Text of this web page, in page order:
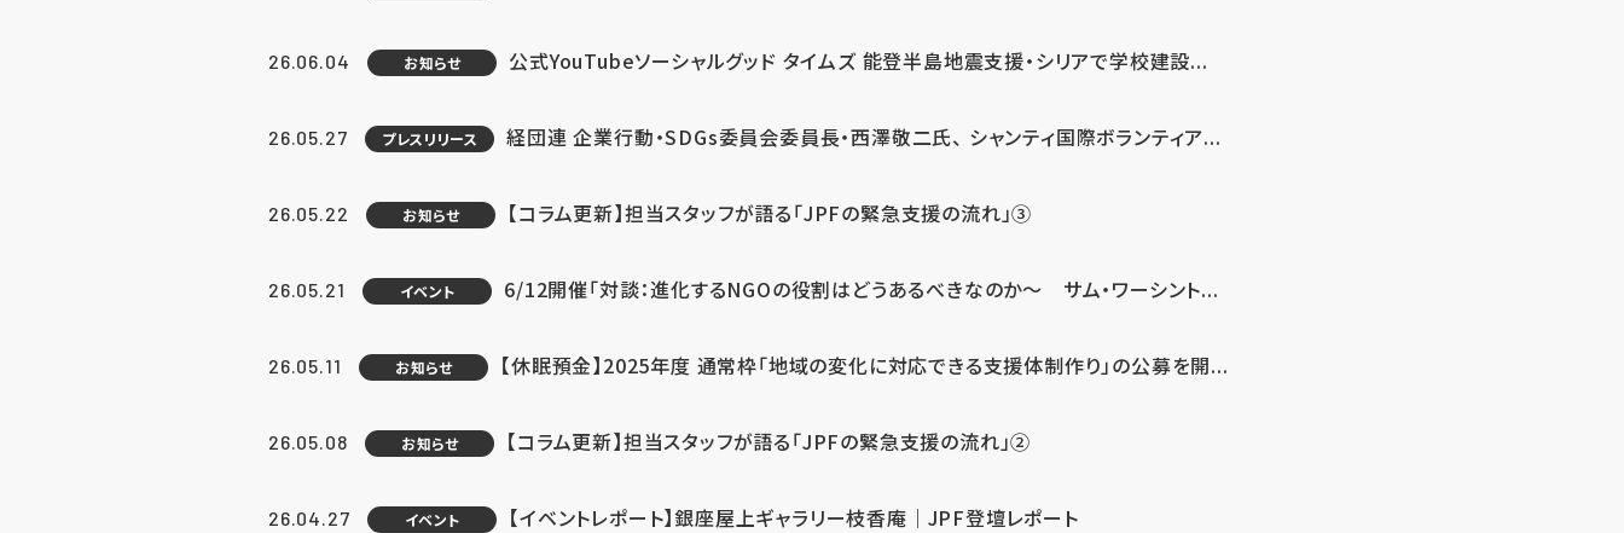
26.06.04 お知らせ 公式YouTubeソーシャルグッド タイムズ 能登半島地震支援・シリアで学校建設...
26.05.27 プレスリリース 経団連 企業行動・SDGs委員会委員長・西澤敬二氏、 シャンティ国際ボランティア...
26.05.22 お知らせ 【コラム更新】担当スタッフが語る「JPFの緊急支援の流れ」③
26.05.21 イベント 6/12開催「対談：進化するNGOの役割はどうあるべきなのか～ サム・ワーシント...
26.05.11 お知らせ 【休眠預金】2025年度 通常枠「地域の変化に対応できる支援体制作り」の公募を開...
26.05.08 お知らせ 【コラム更新】担当スタッフが語る「JPFの緊急支援の流れ」②
26.04.27 イベント 【イベントレポート】銀座屋上ギャラリー枝香庵｜JPF登壇レポート